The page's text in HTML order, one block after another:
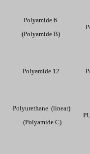
Polyamide 6
(Polyamide B)
Polyamide 12
Polyurethane  (linear)
  (Polyamide C)